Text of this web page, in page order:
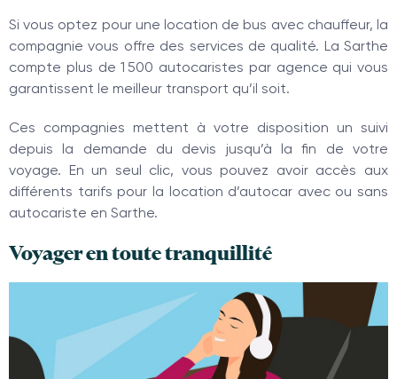
Si vous optez pour une location de bus avec chauffeur, la
compagnie vous offre des services de qualité. La Sarthe
compte plus de 1 500 autocaristes par agence qui vous
garantissent le meilleur transport qu’il soit.
Ces compagnies mettent à votre disposition un suivi
depuis la demande du devis jusqu’à la fin de votre
voyage. En un seul clic, vous pouvez avoir accès aux
différents tarifs pour la location d’autocar avec ou sans
autocariste en Sarthe.
Voyager en toute tranquillité